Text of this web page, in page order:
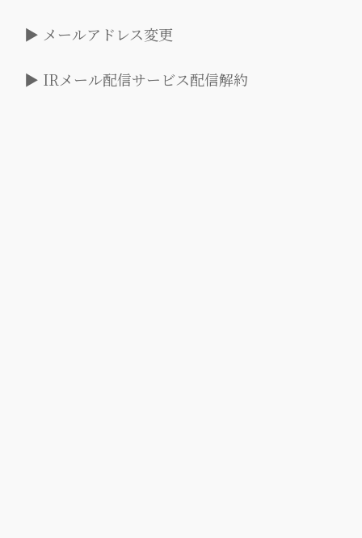
▶︎ メールアドレス変更
▶︎ IRメール配信サービス配信解約